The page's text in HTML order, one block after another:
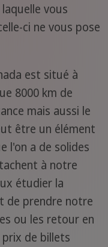
vous
ci ne vous pose
est situé à
8000 km de
mais aussi le
être un élément
l'on a de solides
à notre
étudier la
de prendre notre
ou les retour en
de billets